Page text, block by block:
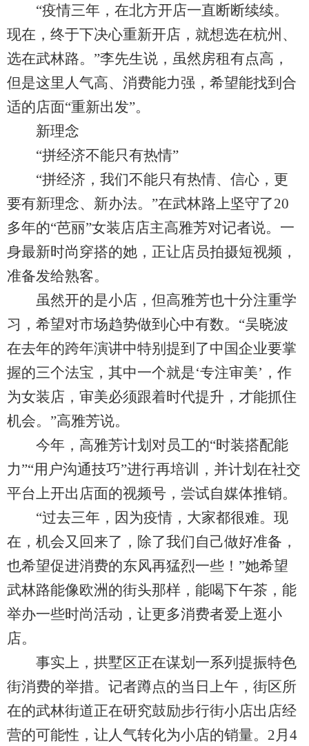
“疫情三年，在北方开店一直断断续续。
现在，终于下决心重新开店，就想选在杭州、
选在武林路。”李先生说，虽然房租有点高，
但是这里人气高、消费能力强，希望能找到合
适的店面“重新出发”。
新理念
“拼经济不能只有热情”
“拼经济，我们不能只有热情、信心，更
要有新理念、新办法。”在武林路上坚守了20
多年的“芭丽”女装店店主高雅芳对记者说。一
身最新时尚穿搭的她，正让店员拍摄短视频，
准备发给熟客。
虽然开的是小店，但高雅芳也十分注重学
习，希望对市场趋势做到心中有数。“吴晓波
在去年的跨年演讲中特别提到了中国企业要掌
握的三个法宝，其中一个就是‘专注审美’，作
为女装店，审美必须跟着时代提升，才能抓住
机会。”高雅芳说。
今年，高雅芳计划对员工的“时装搭配能
力”“用户沟通技巧”进行再培训，并计划在社交
平台上开出店面的视频号，尝试自媒体推销。
“过去三年，因为疫情，大家都很难。现
在，机会又回来了，除了我们自己做好准备，
也希望促进消费的东风再猛烈一些！”她希望
武林路能像欧洲的街头那样，能喝下午茶，能
举办一些时尚活动，让更多消费者爱上逛小
店。
事实上，拱墅区正在谋划一系列提振特色
街消费的举措。记者蹲点的当日上午，街区所
在的武林街道正在研究鼓励步行街小店出店经
营的可能性，让人气转化为小店的销量。2月4